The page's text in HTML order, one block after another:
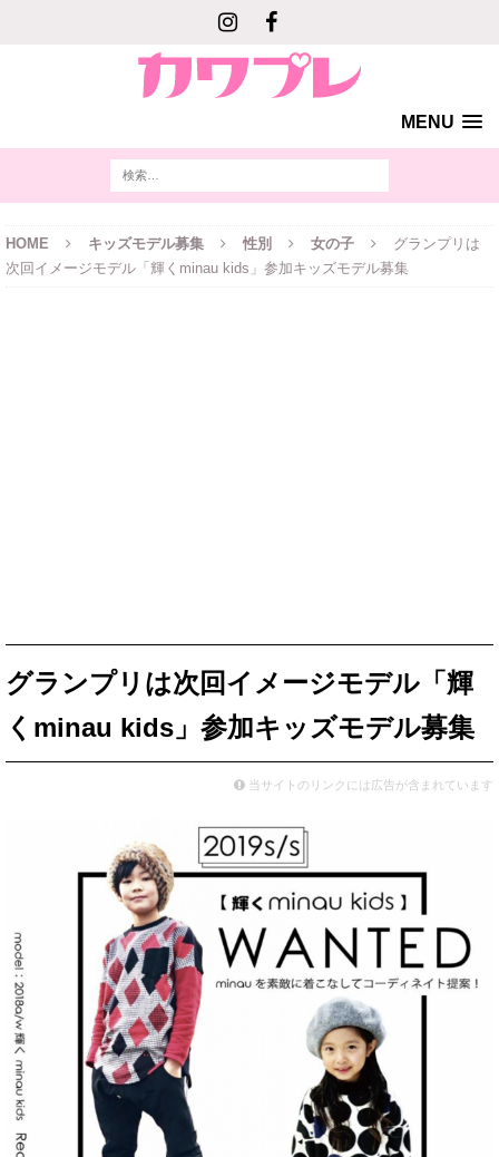
MENU
HOME キッズモデル募集 性別 女の子
グランプリは
次回イメージモデル「輝くminau kids」参加キッズモデル募集
グランプリは次回イメージモデル「輝
くminau kids」参加キッズモデル募集
当サイトのリンクには広告が含まれています